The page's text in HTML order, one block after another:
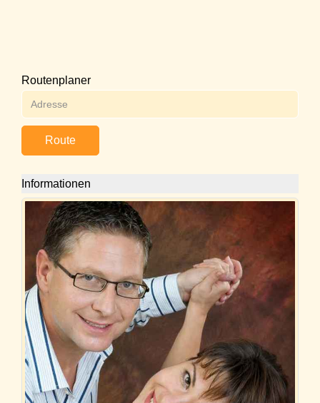
Routenplaner
Route
Informationen